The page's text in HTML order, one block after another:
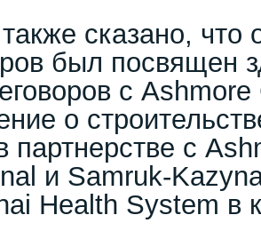
сказано, что
был посвящен
с
о
партнерстве с
и Samruk-
Health System в